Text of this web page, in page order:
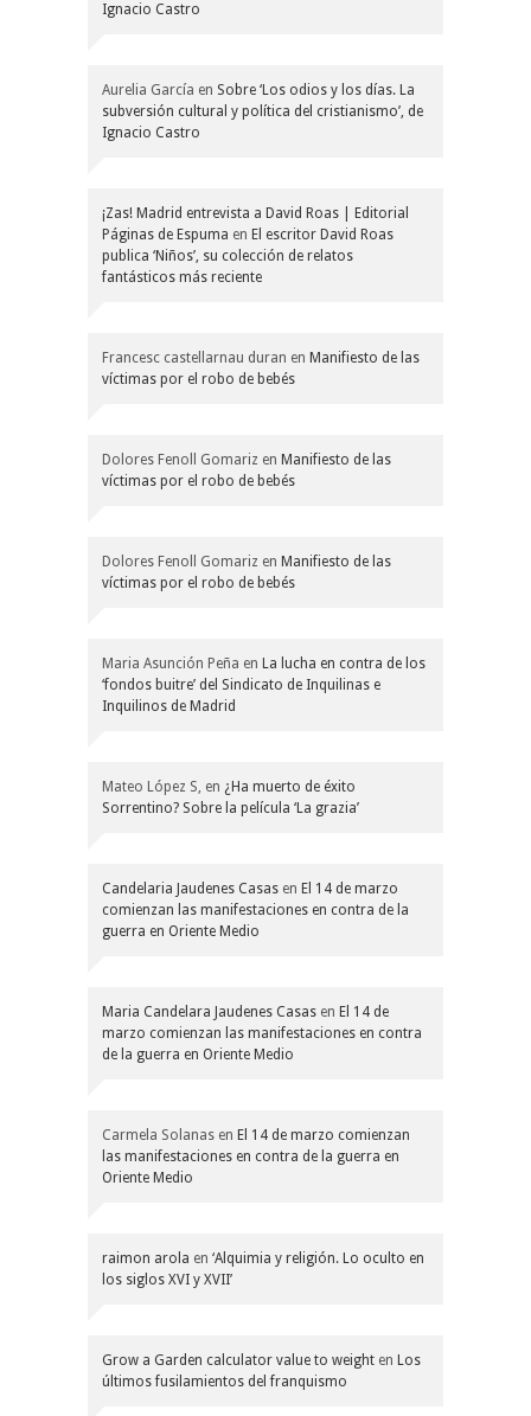
Ignacio Castro
Aurelia García en Sobre ‘Los odios y los días. La
subversión cultural y política del cristianismo’, de
Ignacio Castro
¡Zas! Madrid entrevista a David Roas | Editorial
Páginas de Espuma en El escritor David Roas
publica ‘Niños’, su colección de relatos
fantásticos más reciente
Francesc castellarnau duran en Manifiesto de las
víctimas por el robo de bebés
Dolores Fenoll Gomariz en Manifiesto de las
víctimas por el robo de bebés
Dolores Fenoll Gomariz en Manifiesto de las
víctimas por el robo de bebés
Maria Asunción Peña en La lucha en contra de los
‘fondos buitre’ del Sindicato de Inquilinas e
Inquilinos de Madrid
Mateo López S, en ¿Ha muerto de éxito
Sorrentino? Sobre la película ‘La grazia’
Candelaria Jaudenes Casas en El 14 de marzo
comienzan las manifestaciones en contra de la
guerra en Oriente Medio
Maria Candelara Jaudenes Casas en El 14 de
marzo comienzan las manifestaciones en contra
de la guerra en Oriente Medio
Carmela Solanas en El 14 de marzo comienzan
las manifestaciones en contra de la guerra en
Oriente Medio
raimon arola en ‘Alquimia y religión. Lo oculto en
los siglos XVI y XVII’
Grow a Garden calculator value to weight en Los
últimos fusilamientos del franquismo